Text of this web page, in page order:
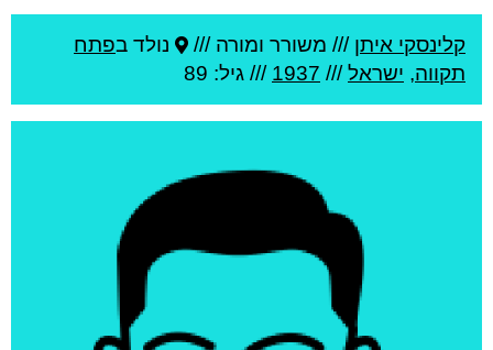
קלינסקי איתן /// משורר ומורה /// נולד בפתח
תקווה, ישראל///
1937 /// גיל: 89